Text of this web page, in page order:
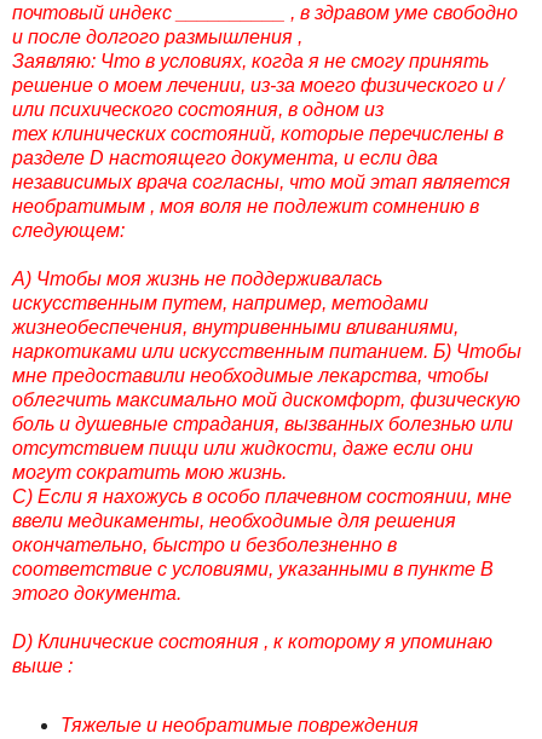
почтовый индекс __________ , в здравом уме свободно
и после долгого размышления ,
Заявляю: Что в условиях, когда я не смогу принять
решение о моем лечении, из-за моего физического и /
или психического состояния, в одном из
тех клинических состояний, которые перечислены в
разделе D настоящего документа, и если два
независимых врача согласны, что мой этап является
необратимым , моя воля не подлежит сомнению в
следующем:
А) Чтобы моя жизнь не поддерживалась
искусственным путем, например, методами
жизнеобеспечения, внутривенными вливаниями,
наркотиками или искусственным питанием. Б) Чтобы
мне предоставили необходимые лекарства, чтобы
облегчить максимально мой дискомфорт, физическую
боль и душевные страдания, вызванных болезнью или
отсутствием пищи или жидкости, даже если они
могут сократить мою жизнь.
С) Если я нахожусь в особо плачевном состоянии, мне
ввели медикаменты, необходимые для решения
окончательно, быстро и безболезненно в
соответствие с условиями, указанными в пункте В
этого документа.
D) Клинические состояния , к которому я упоминаю
выше :
Тяжелые и необратимые повреждения